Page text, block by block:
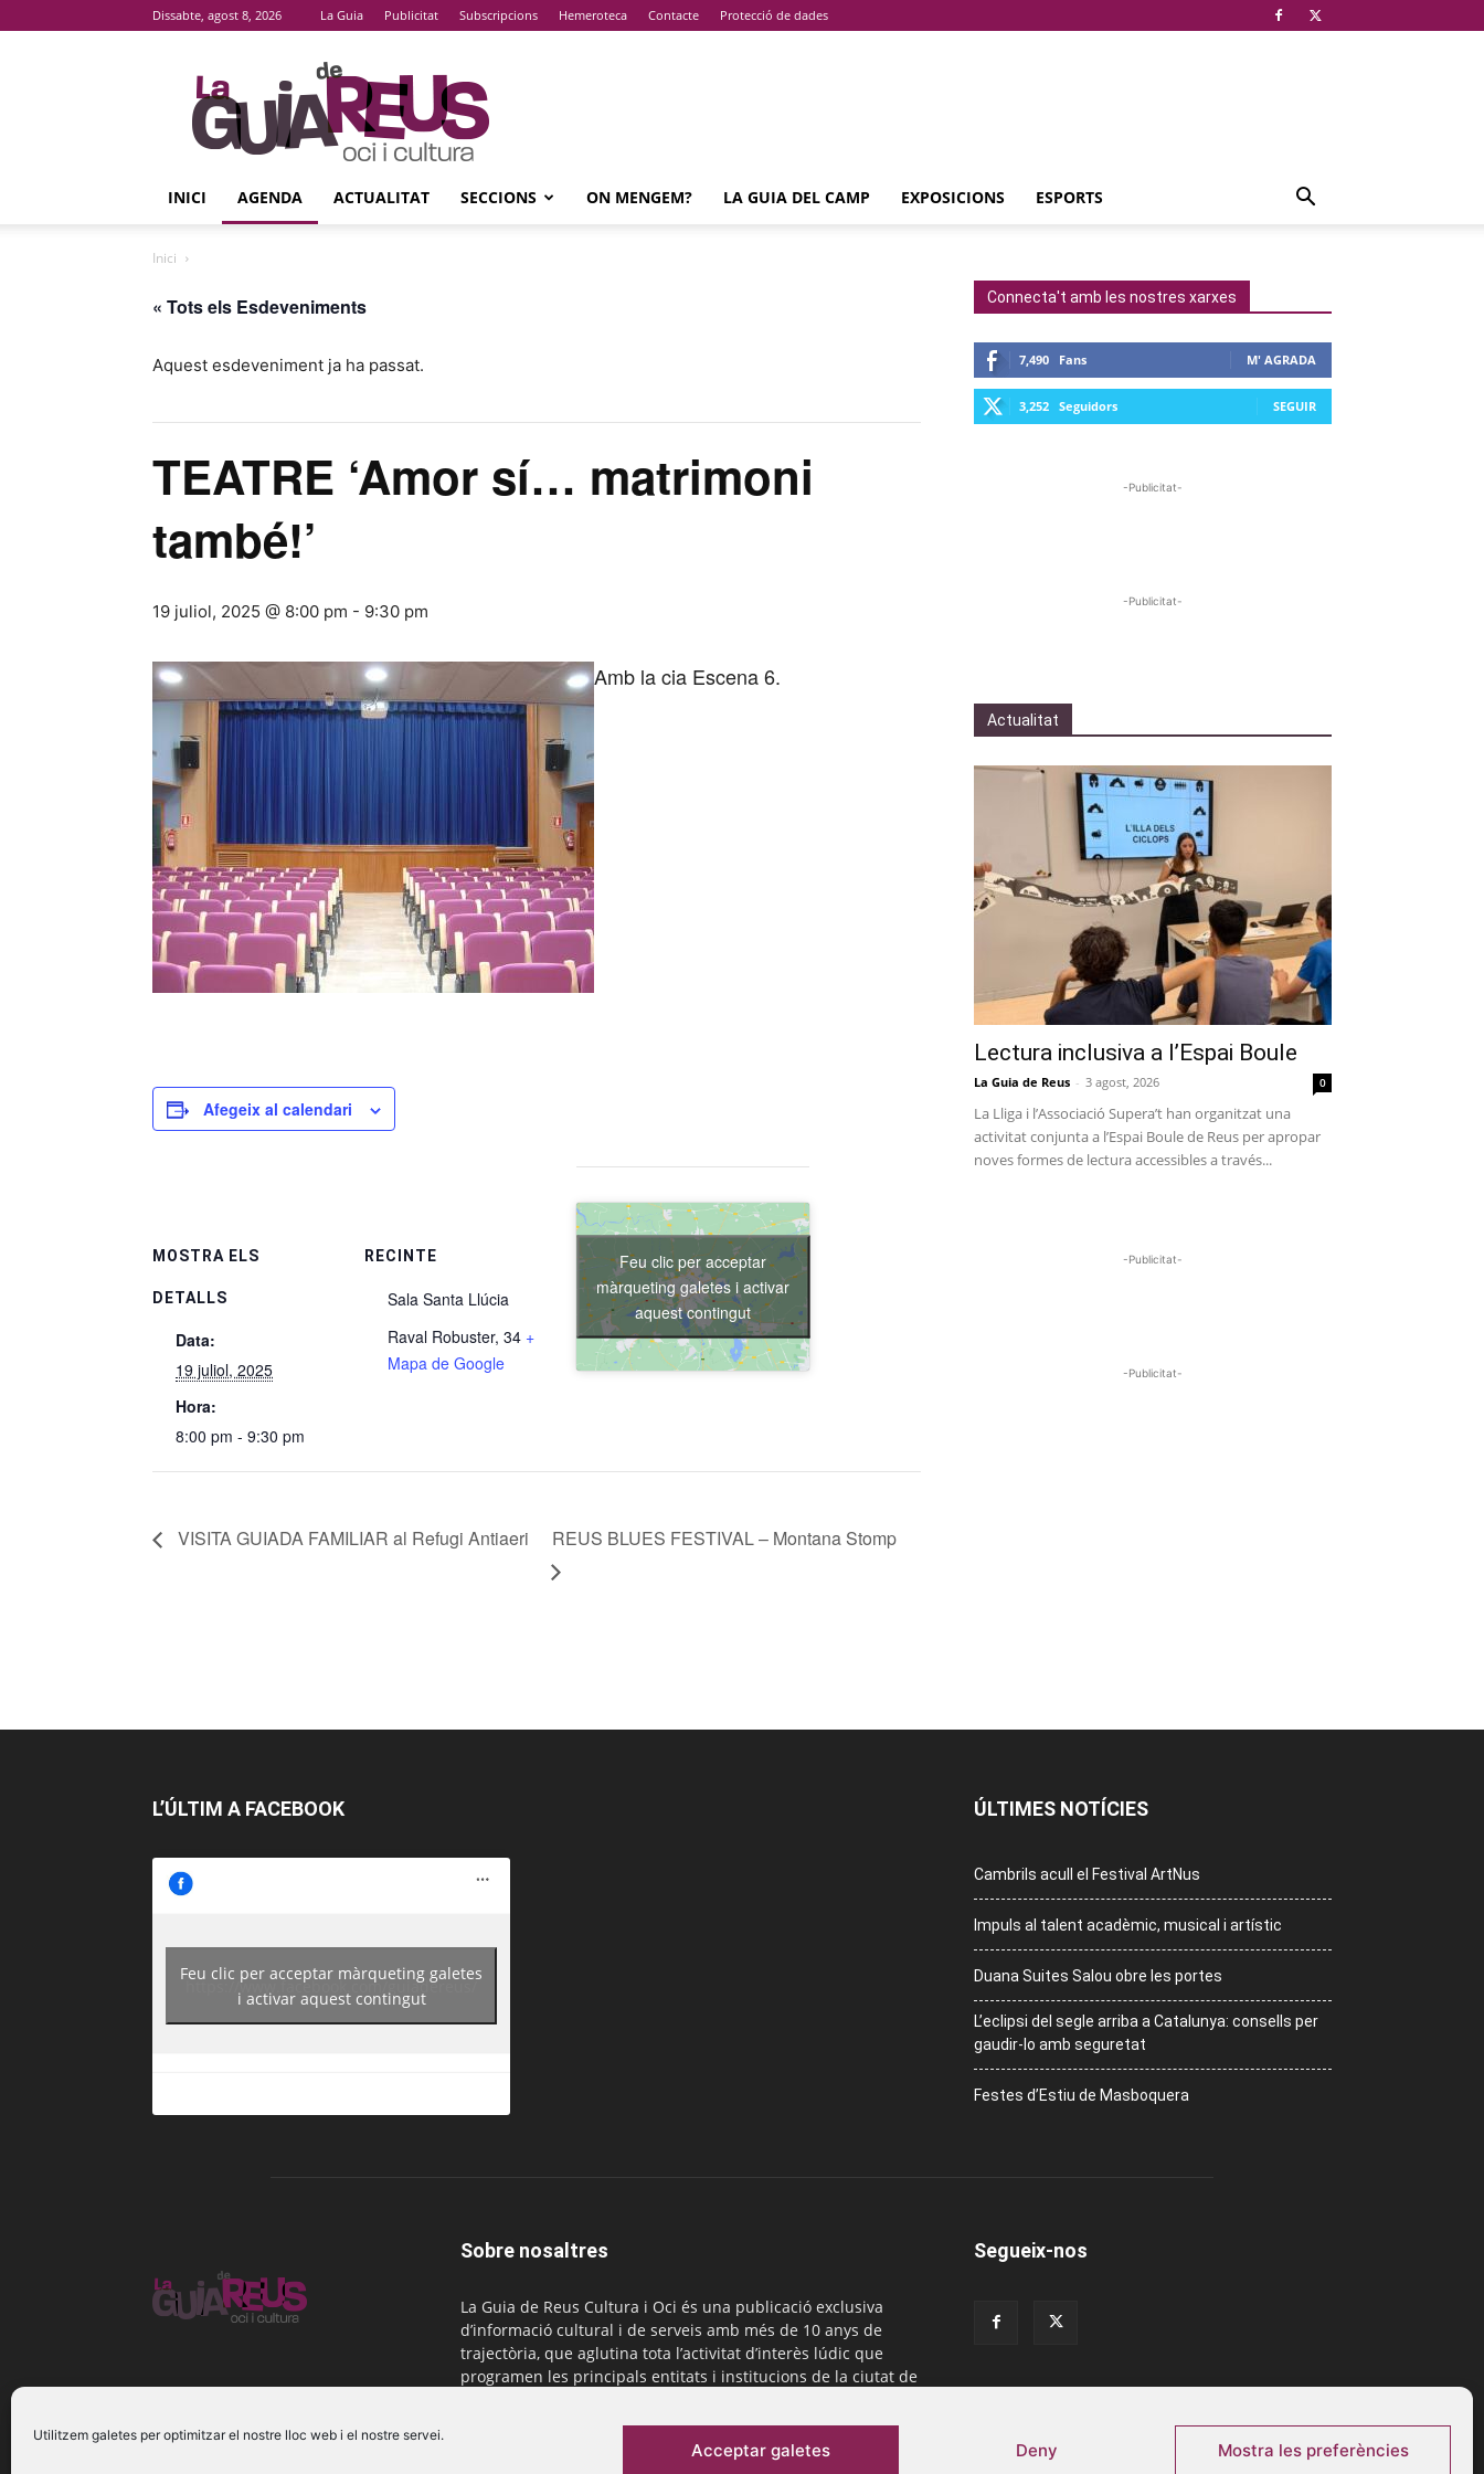
Utilitzem galetes per optimitzar el nostre lloc web i el nostre servei.
Acceptar galetes Deny Mostra les preferències
Dissabte, agost 8, 2026 La Guia Publicitat Subscripcions Hemeroteca Contacte Protecció de dades
La
Guia
De
Reus
INICI AGENDA ACTUALITAT SECCIONS ON MENGEM? LA GUIA DEL CAMP EXPOSICIONS ESPORTS
Inici
« Tots els Esdeveniments
Aquest esdeveniment ja ha passat.
TEATRE ‘Amor sí… matrimoni
també!’
19 juliol, 2025 @ 8:00 pm - 9:30 pm
Amb la cia Escena 6.
Afegeix al calendari
MOSTRA ELS
DETALLS
Data:
19 juliol, 2025
Hora:
8:00 pm - 9:30 pm
RECINTE
Sala Santa Llúcia
Raval Robuster, 34 +
Mapa de Google
Feu clic per acceptar
màrqueting galetes i activar
aquest contingut
VISITA GUIADA FAMILIAR al Refugi Antiaeri REUS BLUES FESTIVAL – Montana Stomp
Connecta't amb les nostres xarxes
7,490 Fans M' AGRADA
3,252 Seguidors SEGUIR
-Publicitat-
-Publicitat-
Actualitat
Lectura inclusiva a l’Espai Boule
La Guia de Reus - 3 agost, 2026 0
La Lliga i l’Associació Supera’t han organitzat una
activitat conjunta a l’Espai Boule de Reus per apropar
noves formes de lectura accessibles a través...
-Publicitat-
-Publicitat-
L’ÚLTIM A FACEBOOK
https://www.facebook.com/guiadereus/
Feu clic per acceptar màrqueting galetes
i activar aquest contingut
ÚLTIMES NOTÍCIES
Cambrils acull el Festival ArtNus
Impuls al talent acadèmic, musical i artístic
Duana Suites Salou obre les portes
L’eclipsi del segle arriba a Catalunya: consells per
gaudir-lo amb seguretat
Festes d’Estiu de Masboquera
Sobre nosaltres
La Guia de Reus Cultura i Oci és una publicació exclusiva
d’informació cultural i de serveis amb més de 10 anys de
trajectòria, que aglutina tota l’activitat d’interès lúdic que
programen les principals entitats i institucions de la ciutat de
comercial@laguiadereus.com
Segueix-nos